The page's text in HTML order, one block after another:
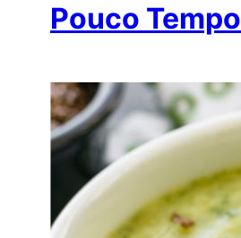
Pouco Tempo